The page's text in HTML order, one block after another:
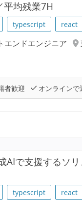
平均残業7H
typescript react
エンドエンジニア
者歓迎 オンラインで
AIで支援するソ
typescript react